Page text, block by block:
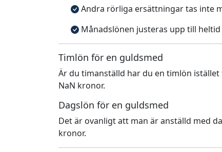
Andra rörliga ersättningar tas inte
Månadslönen justeras upp till heltid
Timlön för en guldsmed
Är du timanställd har du en timlön
NaN kronor.
Dagslön för en guldsmed
Det är ovanligt att man är anställd med
kronor.